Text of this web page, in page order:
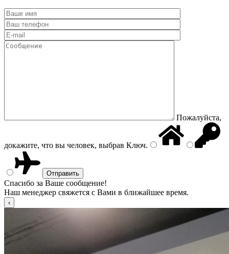
Пожалуйста,
докажите, что вы человек, выбрав Ключ.
Спасибо за Ваше сообщение!
Наш менеджер свяжется с Вами в ближайшее время.